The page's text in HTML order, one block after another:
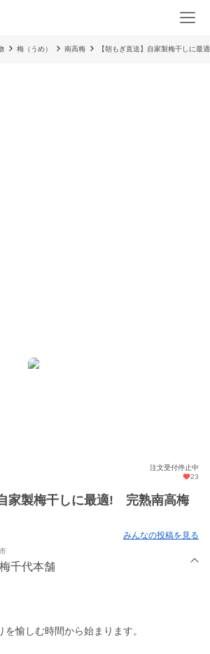
梅（うめ） 南高梅 【朝もぎ直送】自家製梅干しに
注文受付停止中
23
家製梅干しに最適! 完熟南高梅
みんなの投稿を見る
千代本舗
愉しむ時間から始まります。